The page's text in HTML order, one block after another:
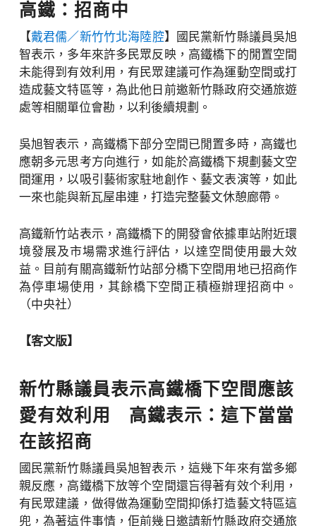
高鐵：招商中
【戴君儒／新竹竹北海陸腔】國民黨新竹縣議員吳旭
智表示，多年來許多民眾反映，高鐵橋下的閒置空間
未能得到有效利用，有民眾建議可作為運動空間或打
造成藝文特區等，為此他日前邀新竹縣政府交通旅遊
處等相關單位會勘，以利後續規劃。
吳旭智表示，高鐵橋下部分空間已閒置多時，高鐵也
應朝多元思考方向進行，如能於高鐵橋下規劃藝文空
間運用，以吸引藝術家駐地創作、藝文表演等，如此
一來也能與新瓦屋串連，打造完整藝文休憩廊帶。
高鐵新竹站表示，高鐵橋下的開發會依據車站附近環
境發展及市場需求進行評估，以達空間使用最大效
益。目前有關高鐵新竹站部分橋下空間用地已招商作
為停車場使用，其餘橋下空間正積極辦理招商中。
（中央社）
【客文版】
新竹縣議員表示高鐵橋下空間應該
愛有效利用 高鐵表示：這下當當
在該招商
國民黨新竹縣議員吳旭智表示，這幾下年來有當多鄉
親反應，高鐵橋下放等个空間還吂得著有效个利用，
有民眾建議，做得做為運動空間抑係打造藝文特區這
兜，為著這件事情，佢前幾日邀請新竹縣政府交通旅